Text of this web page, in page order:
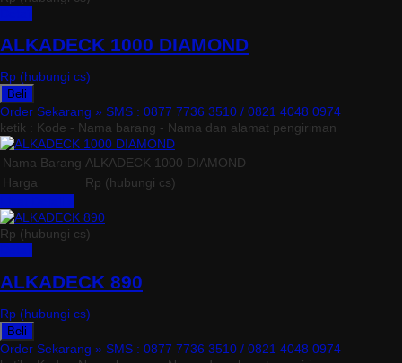
ALKADECK 1000 DIAMOND
Rp (hubungi cs)
Beli
Order Sekarang » SMS : 0877 7736 3510 / 0821 4048 0974
ketik : Kode - Nama barang - Nama dan alamat pengiriman
Nama Barang ALKADECK 1000 DIAMOND
Harga
Rp (hubungi cs)
Rp (hubungi cs)
ALKADECK 890
Rp (hubungi cs)
Beli
Order Sekarang » SMS : 0877 7736 3510 / 0821 4048 0974